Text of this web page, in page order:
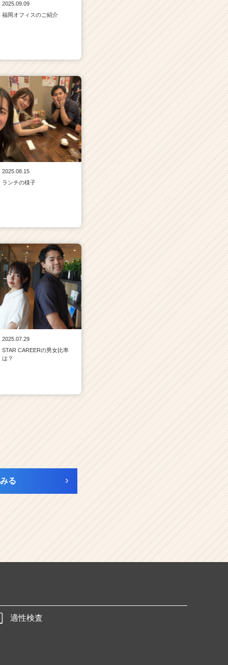
2025.09.09
福岡オフィスのご紹介
2025.08.15
ランチの様子
2025.07.29
STAR CAREERの男女比率
は？
る
適性検査